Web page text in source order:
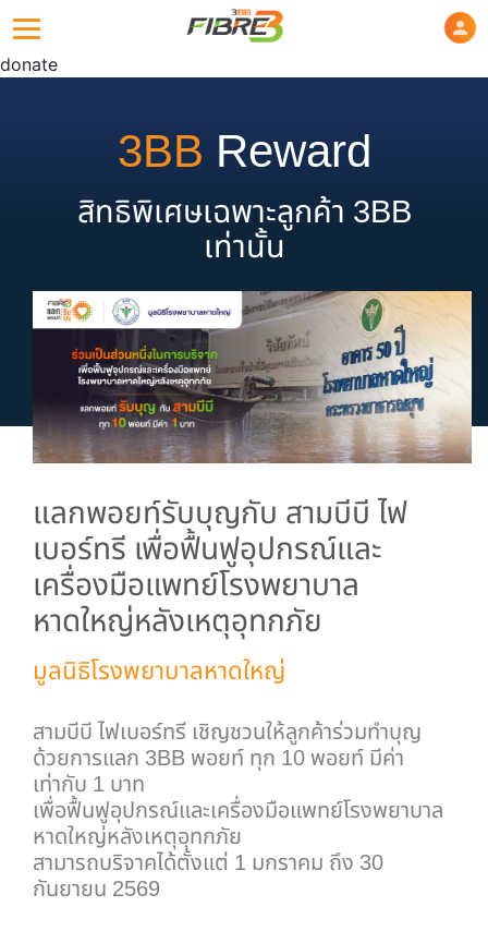
donate
3BB Reward
สิทธิพิเศษเฉพาะลูกค้า 3BB
เท่านั้น
แลกพอยท์รับบุญกับ สามบีบี ไฟ
เบอร์ทรี เพื่อฟื้นฟูอุปกรณ์และ
เครื่องมือแพทย์โรงพยาบาล
หาดใหญ่หลังเหตุอุทกภัย
มูลนิธิโรงพยาบาลหาดใหญ่
สามบีบี ไฟเบอร์ทรี เชิญชวนให้ลูกค้าร่วมทำบุญ
ด้วยการแลก 3BB พอยท์ ทุก 10 พอยท์ มีค่า
เท่ากับ 1 บาท
เพื่อฟื้นฟูอุปกรณ์และเครื่องมือแพทย์โรงพยาบาล
หาดใหญ่หลังเหตุอุทกภัย
สามารถบริจาคได้ตั้งแต่ 1 มกราคม ถึง 30
กันยายน 2569